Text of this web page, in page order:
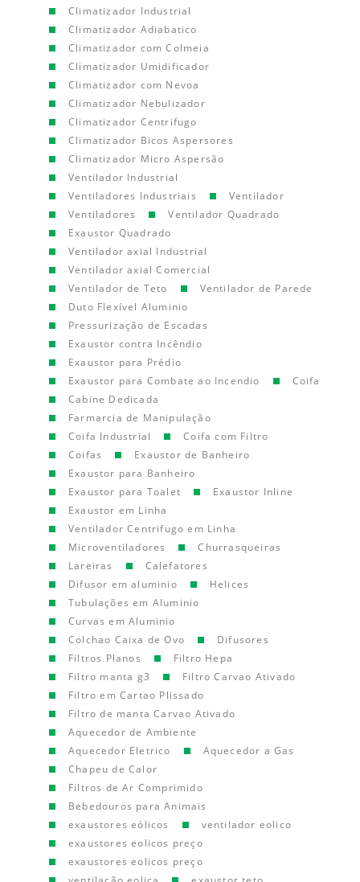
Climatizador Industrial
Climatizador Adiabatico
Climatizador com Colmeia
Climatizador Umidificador
Climatizador com Nevoa
Climatizador Nebulizador
Climatizador Centrifugo
Climatizador Bicos Aspersores
Climatizador Micro Aspersão
Ventilador Industrial
Ventiladores Industriais
Ventilador
Ventiladores
Ventilador Quadrado
Exaustor Quadrado
Ventilador axial Industrial
Ventilador axial Comercial
Ventilador de Teto
Ventilador de Parede
Duto Flexível Aluminio
Pressurização de Escadas
Exaustor contra Incêndio
Exaustor para Prédio
Exaustor para Combate ao Incendio
Coifa
Cabine Dedicada
Farmarcia de Manipulação
Coifa Industrial
Coifa com Filtro
Coifas
Exaustor de Banheiro
Exaustor para Banheiro
Exaustor para Toalet
Exaustor Inline
Exaustor em Linha
Ventilador Centrifugo em Linha
Microventiladores
Churrasqueiras
Lareiras
Calefatores
Difusor em aluminio
Helices
Tubulações em Aluminio
Curvas em Aluminio
Colchao Caixa de Ovo
Difusores
Filtros Planos
Filtro Hepa
Filtro manta g3
Filtro Carvao Ativado
Filtro em Cartao Plissado
Filtro de manta Carvao Ativado
Aquecedor de Ambiente
Aquecedor Eletrico
Aquecedor a Gas
Chapeu de Calor
Filtros de Ar Comprimido
Bebedouros para Animais
exaustores eólicos
ventilador eolico
exaustores eolicos preço
exaustores eolicos preço